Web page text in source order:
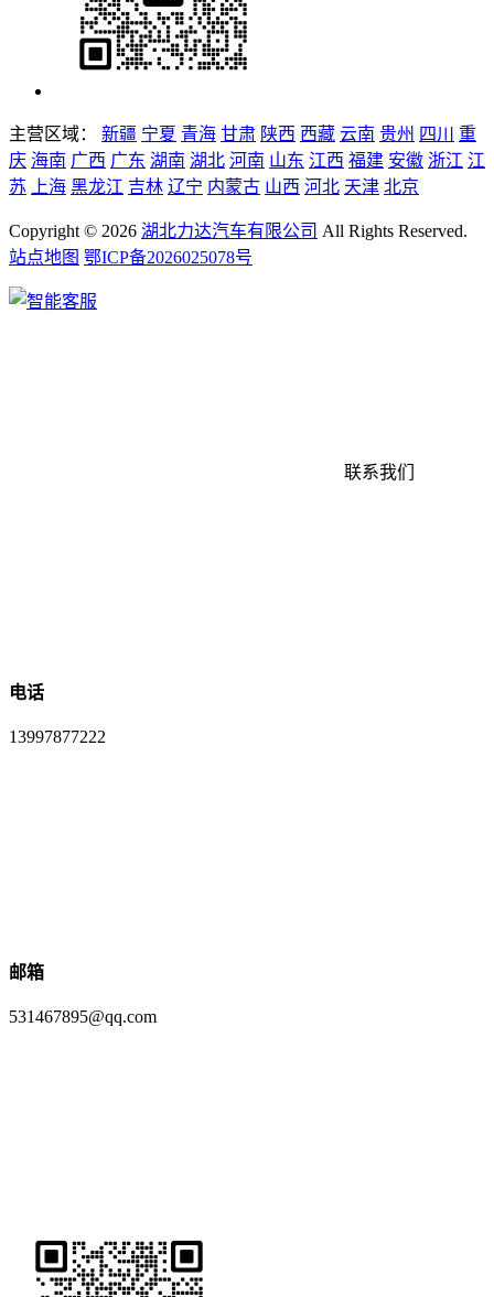
主营区域： 新疆 宁夏 青海 甘肃 陕西 西藏 云南 贵州 四川
重
庆 海南 广西 广东 湖南 湖北 河南 山东 江西 福建 安徽 浙江 江
苏 上海 黑龙江 吉林 辽宁 内蒙古 山西 河北 天津 北京
Copyright © 2026 湖北力达汽车有限公司 All Rights Reserved.
站点地图 鄂ICP备2026025078号
联系我们
电话
13997877222
邮箱
531467895@qq.com